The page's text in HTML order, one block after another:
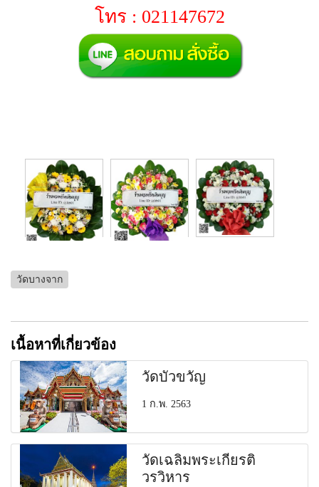
โทร : 021147672
วัดบางจาก
เนื้อหาที่เกี่ยวข้อง
วัดบัวขวัญ
1 ก.พ. 2563
วัดเฉลิมพระเกียรติ
วรวิหาร